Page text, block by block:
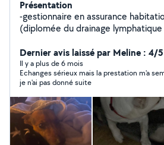
Présentation
-gestionnaire en assurance habitation -
(diplomée du drainage lymphatique ) -
- cuisine ( anniversaire
avec un développeur web
Dernier avis laissé par Meline : 4/5
Il y a plus de 6 mois
Echanges sérieux mais la prestation m'a
je n'ai pas donné suite